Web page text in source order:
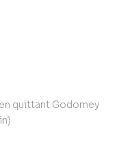
quittant Godomey